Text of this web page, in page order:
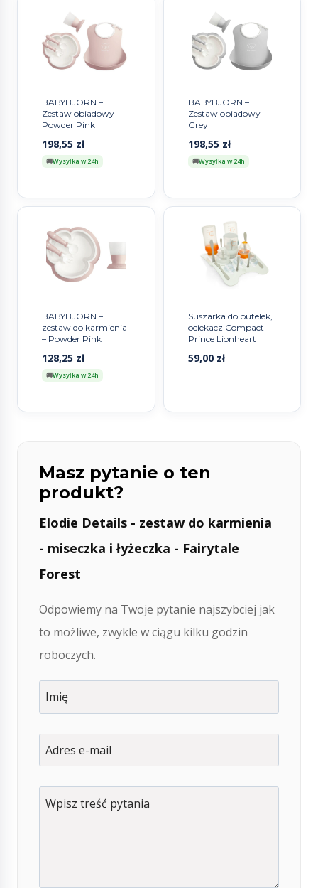
BABYBJORN –
Zestaw obiadowy –
Powder Pink
198,55 zł
Wysyłka w 24h
BABYBJORN –
Zestaw obiadowy –
Grey
198,55 zł
Wysyłka w 24h
BABYBJORN –
zestaw do karmienia
– Powder Pink
128,25 zł
Wysyłka w 24h
Suszarka do butelek,
ociekacz Compact –
Prince Lionheart
59,00 zł
Masz pytanie o ten
produkt?
Elodie Details - zestaw do karmienia
- miseczka i łyżeczka - Fairytale
Forest
Odpowiemy na Twoje pytanie najszybciej jak
to możliwe, zwykle w ciągu kilku godzin
roboczych.